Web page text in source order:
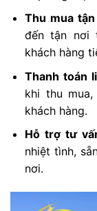
Thu mua
đến tận nơi
khách hàng
Thanh toán
khi thu
khách hàng.
Hỗ trợ tư
nhiệt tình,
nơi.